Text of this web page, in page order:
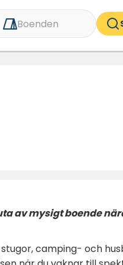
Boenden
av mysigt boende
camping- och